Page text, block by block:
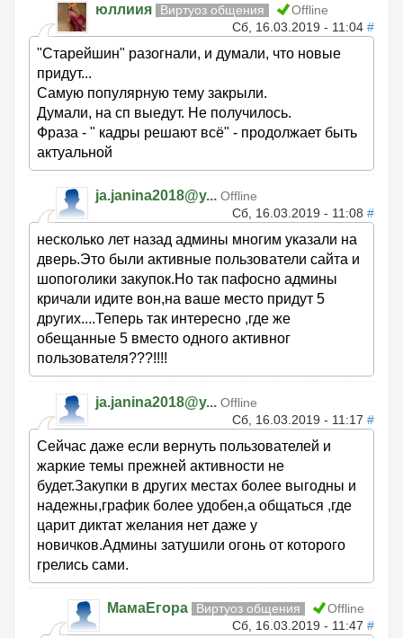
юллиия Виртуоз общения
Offline
Сб, 16.03.2019 - 11:04 #
"Старейшин" разогнали, и думали, что новые
придут...
Самую популярную тему закрыли.
Думали, на сп выедут. Не получилось.
Фраза - " кадры решают всё" - продолжает быть
актуальной
ja.janina2018@y... Offline
Сб, 16.03.2019 - 11:08 #
несколько лет назад админы многим указали на
дверь.Это были активные пользователи сайта и
шопоголики закупок.Но так пафосно админы
кричали идите вон,на ваше место придут 5
других....Теперь так интересно ,где же
обещанные 5 вместо одного активног
пользователя???!!!!
ja.janina2018@y... Offline
Сб, 16.03.2019 - 11:17 #
Сейчас даже если вернуть пользователей и
жаркие темы прежней активности не
будет.Закупки в других местах более выгодны и
надежны,график более удобен,а общаться ,где
царит диктат желания нет даже у
новичков.Админы затушили огонь от которого
грелись сами.
МамаЕгора Виртуоз общения
Offline
Сб, 16.03.2019 - 11:47 #